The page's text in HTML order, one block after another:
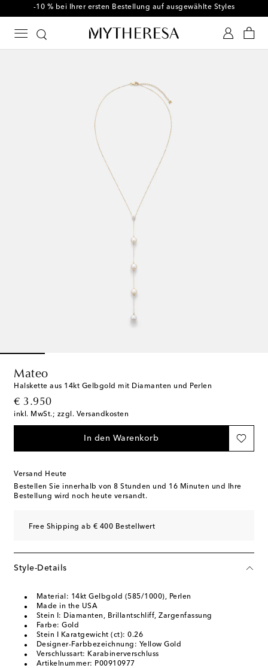
-10 % bei Ihrer ersten Bestellung auf ausgewählte Styles
Mateo
Halskette aus 14kt Gelbgold mit Diamanten und Perlen
€ 3.950
original price
inkl. MwSt.; zzgl. Versandkosten
In den Warenkorb
Versand Heute
Bestellen Sie innerhalb von 8 Stunden und 16 Minuten und Ihre
Bestellung wird noch heute versandt.
Free Shipping ab € 400 Bestellwert
Style-Details
Material: 14kt Gelbgold (585/1000), Perlen
Made in the USA
Stein I: Diamanten, Brillantschliff, Zargenfassung
Farbe: Gold
Stein I Karatgewicht (ct): 0.26
Designer-Farbbezeichnung: Yellow Gold
Verschlussart: Karabinerverschluss
Artikelnummer: P00910977